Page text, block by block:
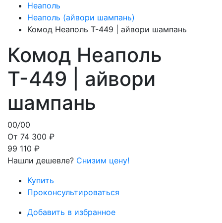
Неаполь
Неаполь (айвори шампань)
Комод Неаполь Т-449 | айвори шампань
Комод Неаполь
Т-449 | айвори
шампань
00/00
От 74 300 ₽
99 110 ₽
Нашли дешевле? Снизим цену!
Купить
Проконсультироваться
Добавить в избранное